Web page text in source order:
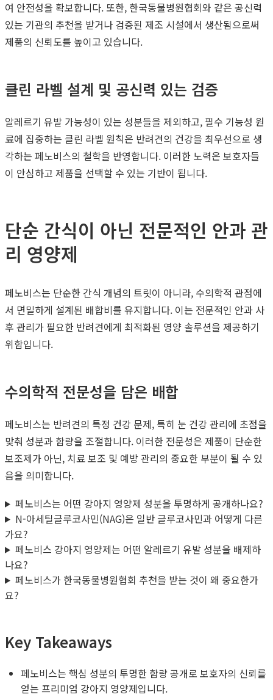
여 안전성을 확보합니다. 또한, 한국동물병원협회와 같은 공신력
있는 기관의 추천을 받거나 검증된 제조 시설에서 생산됨으로써
제품의 신뢰도를 높이고 있습니다.
클린 라벨 설계 및 공신력 있는 검증
알레르기 유발 가능성이 있는 성분들을 제외하고, 필수 기능성 원
료에 집중하는 클린 라벨 원칙은 반려견의 건강을 최우선으로 생
각하는 페노비스의 철학을 반영합니다. 이러한 노력은 보호자들
이 안심하고 제품을 선택할 수 있는 기반이 됩니다.
단순 간식이 아닌 전문적인 안과 관
리 영양제
페노비스는 단순한 간식 개념의 트릿이 아니라, 수의학적 관점에
서 면밀하게 설계된 배합비를 유지합니다. 이는 전문적인 안과 사
후 관리가 필요한 반려견에게 최적화된 영양 솔루션을 제공하기
위함입니다.
수의학적 전문성을 담은 배합
페노비스는 반려견의 특정 건강 문제, 특히 눈 건강 관리에 초점을
맞춰 성분과 함량을 조절합니다. 이러한 전문성은 제품이 단순한
보조제가 아닌, 치료 보조 및 예방 관리의 중요한 부분이 될 수 있
음을 의미합니다.
페노비스는 어떤 강아지 영양제 성분을 투명하게 공개하나요?
N-아세틸글루코사민(NAG)은 일반 글루코사민과 어떻게 다른
가요?
페노비스 강아지 영양제는 어떤 알레르기 유발 성분을 배제하
나요?
페노비스가 한국동물병원협회 추천을 받는 것이 왜 중요한가
요?
Key Takeaways
페노비스는 핵심 성분의 투명한 함량 공개로 보호자의 신뢰를
얻는 프리미엄 강아지 영양제입니다.